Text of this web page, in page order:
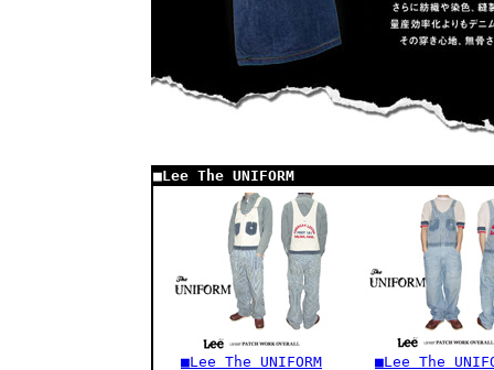
■Lee The UNIFORM
■Lee The UNIFORM
■Lee The